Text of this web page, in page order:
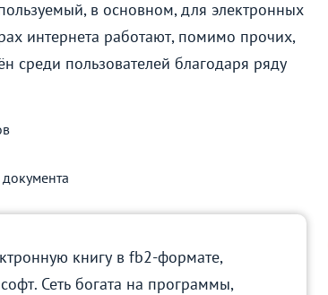
в основном, для электронных
интернета работают, помимо прочих,
среди пользователей благодаря ряду
книгу в fb2-формате,
Сеть богата на программы,